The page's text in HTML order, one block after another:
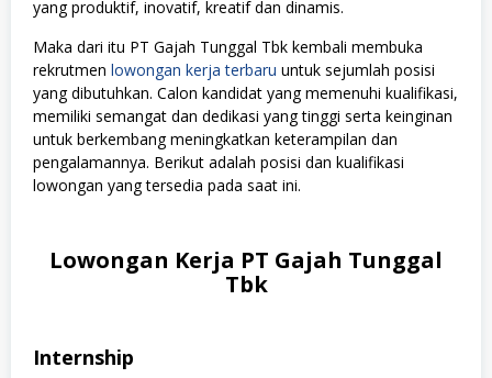
yang produktif, inovatif, kreatif dan dinamis.
Maka dari itu PT Gajah Tunggal Tbk kembali membuka
rekrutmen lowongan kerja terbaru untuk sejumlah posisi
yang dibutuhkan. Calon kandidat yang memenuhi kualifikasi,
memiliki semangat dan dedikasi yang tinggi serta keinginan
untuk berkembang meningkatkan keterampilan dan
pengalamannya. Berikut adalah posisi dan kualifikasi
lowongan yang tersedia pada saat ini.
Lowongan Kerja PT Gajah Tunggal
Tbk
Internship